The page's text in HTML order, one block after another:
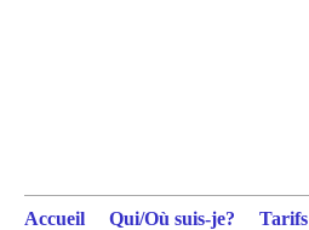
Accueil Qui/Où suis-je? Tarifs